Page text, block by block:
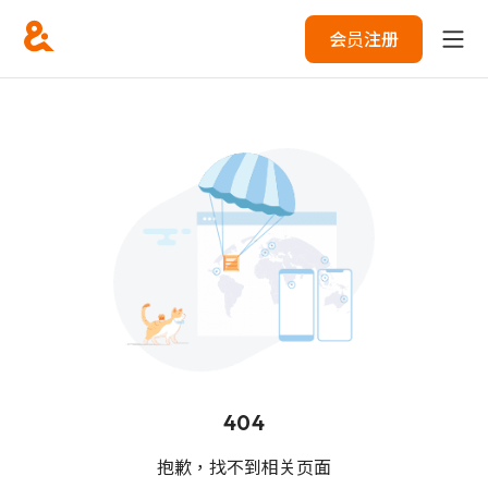
会员注册
404
抱歉，找不到相关页面